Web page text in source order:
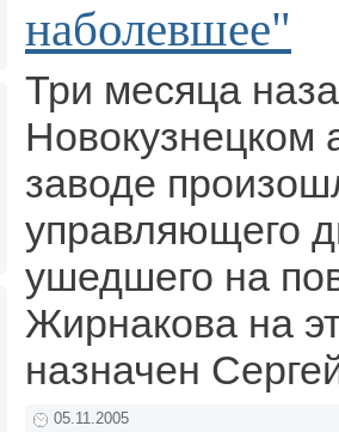
наболевшее"
Три месяца
заводе
управляющего
ушедшего на
Жирнакова на
назначен
05.11.2005